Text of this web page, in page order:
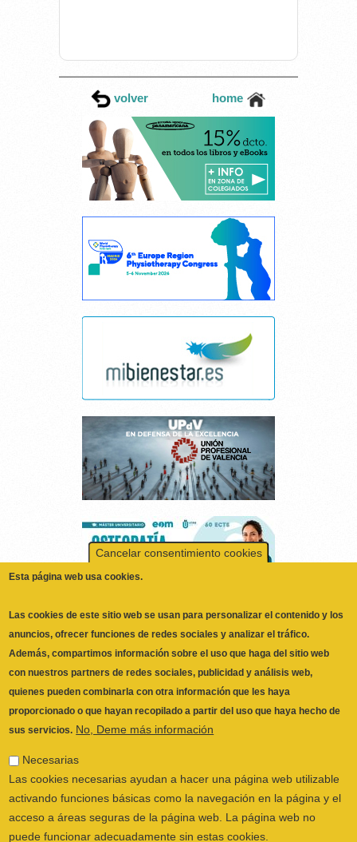
volver home
ILUSTRE COLEGIO OFICIAL DE
FISIOTERAPEUTAS DE LA COMUNIDAD
CALLE SAN VICENTE Nº 61,2º-2ª. CÓDIGO
POSTAL 46002 VALENCIA, ESPAÑA
POLÍTICA PRIVACIDAD|AVISO LEGAL |
POLÍTICA DE COOKIES|CANAL DEL
INFORMANTE
Esta página web usa cookies.
Las cookies de este sitio web se usan para personalizar el contenido y los
Además, compartimos información sobre el uso que haga del sitio web
con nuestros partners de redes sociales, publicidad y análisis web,
quienes pueden combinarla con otra información que les haya
proporcionado o que hayan recopilado a partir del uso que haya hecho de
sus servicios.
No, Deme más información
Necesarias
Las cookies necesarias ayudan a hacer una página web utilizable
activando funciones básicas como la navegación en la página y el
acceso a áreas seguras de la página web. La página web no
puede funcionar adecuadamente sin estas cookies.
Preferencias
Las cookies de preferencias permiten a la página web recordar